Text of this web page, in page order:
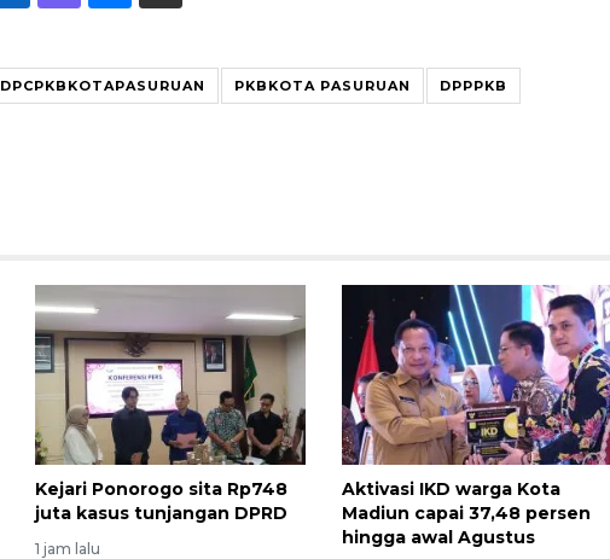
DPCPKBKOTAPASURUAN PKBKOTA PASURUAN DPPPKB
Kejari Ponorogo sita Rp748
juta kasus tunjangan DPRD
1 jam lalu
Aktivasi IKD warga Kota
Madiun capai 37,48 persen
hingga awal Agustus